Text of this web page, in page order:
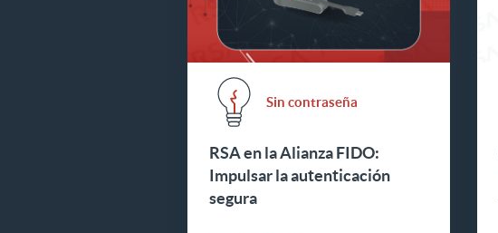
Sin contraseña
RSA en la Alianza FIDO:
Impulsar la autenticación
segura